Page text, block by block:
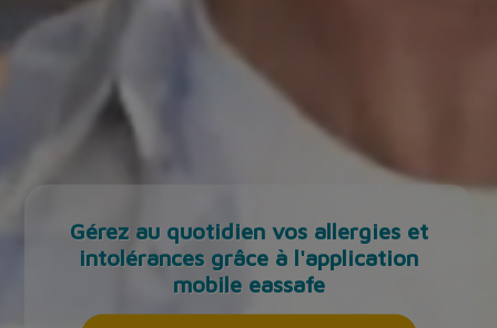
Gérez au quotidien vos allergies et
intolérances grâce à l'application
mobile eassafe